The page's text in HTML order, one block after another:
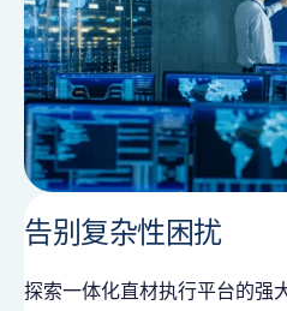
告别复杂性困扰
探索一体化直材执行平台的强